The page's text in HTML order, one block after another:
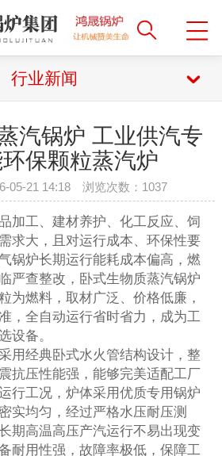
行业新闻
汽锅炉 工业供汽专
保颗粒蒸汽炉
05-21 14:18 浏览次数： 1037
加工、建材养护、化工反应、饲
求大，且对运行成本、环保性要
锅炉长期运行能耗成本偏高，燃
严查整改， 卧式生物质蒸汽锅炉
为燃料，取材广泛、价格低廉，
，全自动运行省时省力，成为工
设备。
用经典卧式水火管结构设计，整
抗压性能强，能够完美适配工厂
行工况，炉体采用优质专用锅炉
实均匀，经过严格水压耐压测
期高温高压产汽运行不易出现变
耐用性强，故障率极低，保障工